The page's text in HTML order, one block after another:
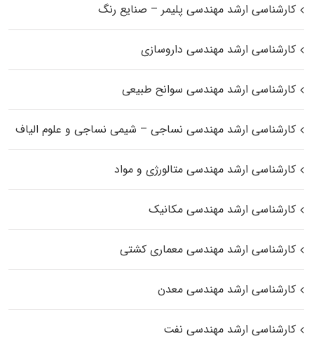
کارشناسی ارشد مهندسی پلیمر – صنایع رنگ
کارشناسی ارشد مهندسی داروسازی
کارشناسی ارشد مهندسی سوانح طبیعی
کارشناسی ارشد مهندسی نساجی – شیمی نساجی و علوم الیاف
کارشناسی ارشد مهندسی متالورژی و مواد
کارشناسی ارشد مهندسی مکانیک
کارشناسی ارشد مهندسی معماری کشتی
کارشناسی ارشد مهندسی معدن
کارشناسی ارشد مهندسی نفت